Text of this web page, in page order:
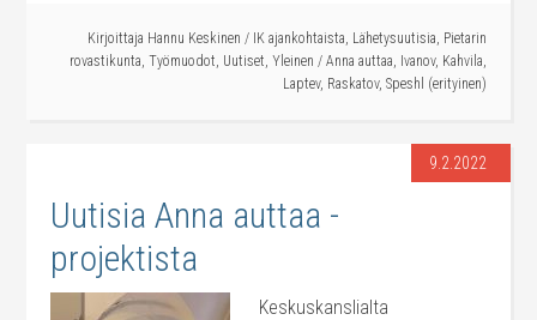
Kirjoittaja Hannu Keskinen / IK ajankohtaista, Lähetysuutisia, Pietarin
rovastikunta, Työmuodot, Uutiset, Yleinen / Anna auttaa, Ivanov, Kahvila,
Laptev, Raskatov, Speshl (erityinen)
9.2.2022
Uutisia Anna auttaa -
projektista
Keskuskanslialta